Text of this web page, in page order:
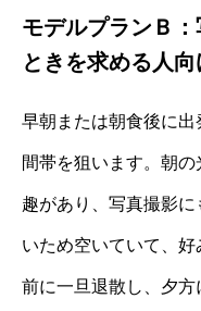
モデルプランＢ
ときを求める人向
早朝または朝食後に
間帯を狙います。朝
趣があり、写真撮影
いため空いていて、
前に一旦退散し、夕